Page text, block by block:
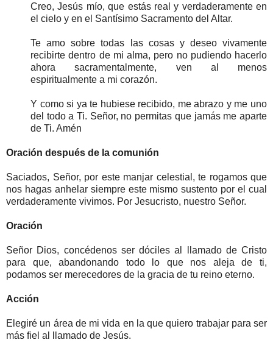
Creo, Jesús mío, que estás real y verdaderamente en
el cielo y en el Santísimo Sacramento del Altar.
Te amo sobre todas las cosas y deseo vivamente
recibirte dentro de mi alma, pero no pudiendo hacerlo
ahora sacramentalmente, ven al menos
espiritualmente a mi corazón.
Y como si ya te hubiese recibido, me abrazo y me uno
del todo a Ti. Señor, no permitas que jamás me aparte
de Ti. Amén
Oración después de la comunión
Saciados, Señor, por este manjar celestial, te rogamos que
nos hagas anhelar siempre este mismo sustento por el cual
verdaderamente vivimos. Por Jesucristo, nuestro Señor.
Oración
Señor Dios, concédenos ser dóciles al llamado de Cristo
para que, abandonando todo lo que nos aleja de ti,
podamos ser merecedores de la gracia de tu reino eterno.
Acción
Elegiré un área de mi vida en la que quiero trabajar para ser
más fiel al llamado de Jesús.